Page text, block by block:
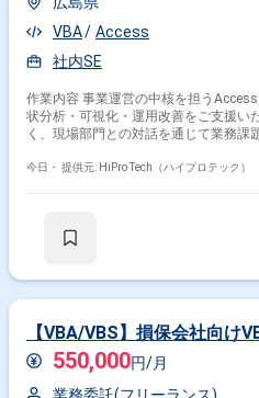
VBA
Access
社内SE
作業内容 事業運営の中核を担う
状分析・可視化・運用改善をご支援い
く、現場部門との対話を通じて業務課
Access／VBA基幹システムの構造解析
の改修支援 ・安定運用に向けた運用ルール・手順
Access／VBAで運用しております。 これまで現会長が中心となって改
修・機能追加を重ねてきたため、業務
仕様や運用ノウハウの一部が文書化さ
今日・ 提供元: HiPro Tech（ハイプロテック）
【VBA/VBS】損保会社向け
550,000円/月
職種で絞り込む
特徴で絞り込む
Access × 副業